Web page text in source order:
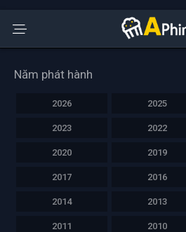
Năm phát hành
2026 2025
2023 2022
2020 2019
2017 2016
2014 2013
2011 2010